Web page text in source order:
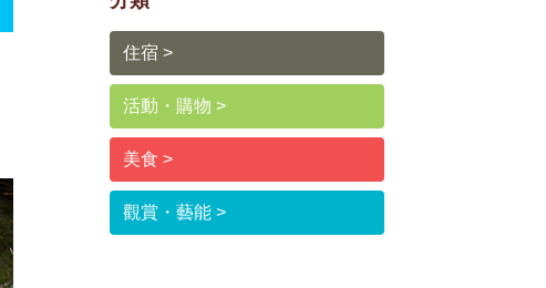
住宿
活動・購物
美食
觀賞・藝能